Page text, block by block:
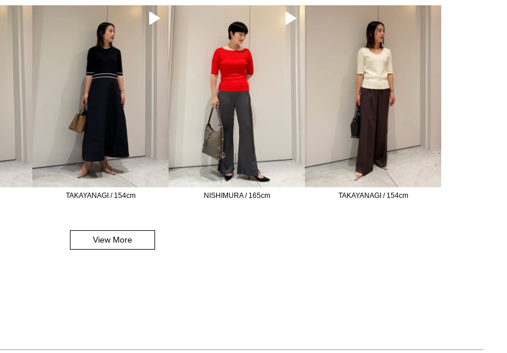
TAKAYANAGI / 154cm NISHIMURA / 165cm TAKAYANAGI / 154cm
View More